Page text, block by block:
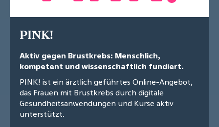
PINK!
Aktiv gegen Brustkrebs: Menschlich,
kompetent und wissenschaftlich fundiert.
PINK! ist ein ärztlich geführtes Online-Angebot,
das Frauen mit Brustkrebs durch digitale
Gesundheitsanwendungen und Kurse aktiv
unterstützt.